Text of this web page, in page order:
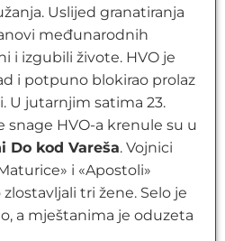
Uslijed granatiranja
međunarodnih
i izgubili živote. HVO je
i potpuno blokirao prolaz
U jutarnjim satima 23.
snage HVO-a krenule su u
Do kod Vareša. Vojnici
i «Apostoli»
tri žene. Selo je
a mještanima je oduzeta